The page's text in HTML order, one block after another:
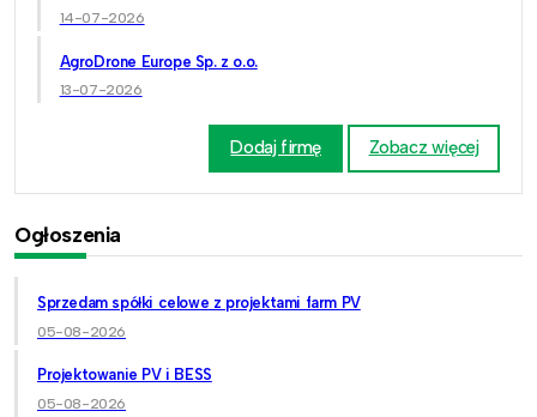
14-07-2026
AgroDrone Europe Sp. z o.o.
13-07-2026
Dodaj firmę Zobacz więcej
Ogłoszenia
Sprzedam spółki celowe z projektami farm PV
05-08-2026
Projektowanie PV i BESS
05-08-2026